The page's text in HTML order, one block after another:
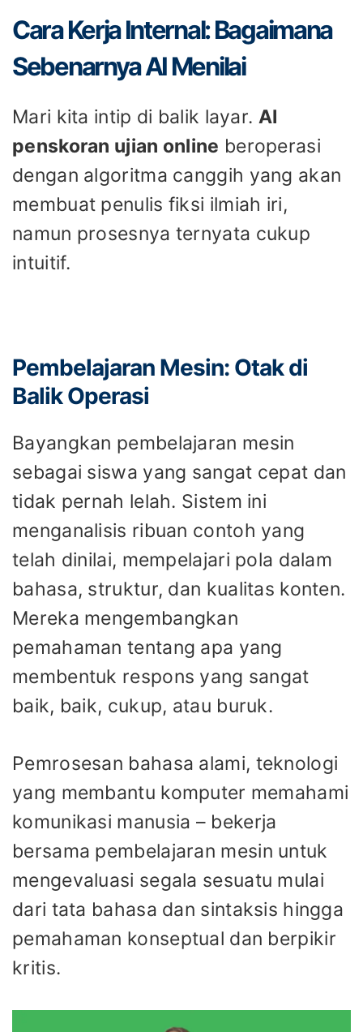
Cara Kerja Internal: Bagaimana
Sebenarnya AI Menilai
Mari kita intip di balik layar. AI
penskoran ujian online beroperasi
dengan algoritma canggih yang akan
membuat penulis fiksi ilmiah iri,
namun prosesnya ternyata cukup
intuitif.
Pembelajaran Mesin: Otak di
Balik Operasi
Bayangkan pembelajaran mesin
sebagai siswa yang sangat cepat dan
tidak pernah lelah. Sistem ini
menganalisis ribuan contoh yang
telah dinilai, mempelajari pola dalam
bahasa, struktur, dan kualitas konten.
Mereka mengembangkan
pemahaman tentang apa yang
membentuk respons yang sangat
baik, baik, cukup, atau buruk.
Pemrosesan bahasa alami, teknologi
yang membantu komputer memahami
komunikasi manusia – bekerja
bersama pembelajaran mesin untuk
mengevaluasi segala sesuatu mulai
dari tata bahasa dan sintaksis hingga
pemahaman konseptual dan berpikir
kritis.